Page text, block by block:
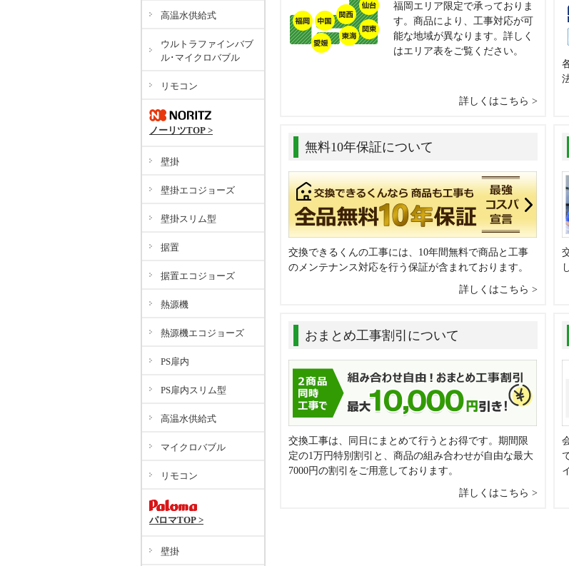
福岡エリア限定で承っておりま
す。商品により、工事対応が可
能な地域が異なります。詳しく
はエリア表をご覧ください。
詳しくはこちら
無料10年保証について
交換できるくんの工事には、10年間無料で商品と工事
のメンテナンス対応を行う保証が含まれております。
詳しくはこちら
おまとめ工事割引について
交換工事は、同日にまとめて行うとお得です。期間限
定の1万円特別割引と、商品の組み合わせが自由な最大
7000円の割引をご用意しております。
詳しくはこちら
高温水供給式
ウルトラファインバブ
ル･マイクロバブル
リモコン
ノーリツTOP >
壁掛
壁掛エコジョーズ
壁掛スリム型
据置
据置エコジョーズ
熱源機
熱源機エコジョーズ
PS扉内
PS扉内スリム型
高温水供給式
マイクロバブル
リモコン
パロマTOP >
壁掛